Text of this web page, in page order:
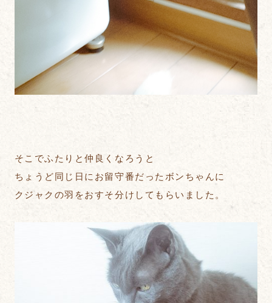
そこでふたりと仲良くなろうと
ちょうど同じ日にお留守番だったボンちゃんに
クジャクの羽をおすそ分けしてもらいました。